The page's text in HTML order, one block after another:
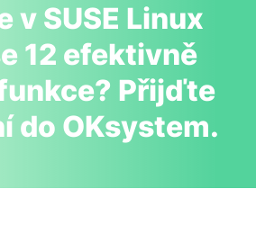
v SUSE Linux
12 efektivně
Přijďte
do OKsystem.